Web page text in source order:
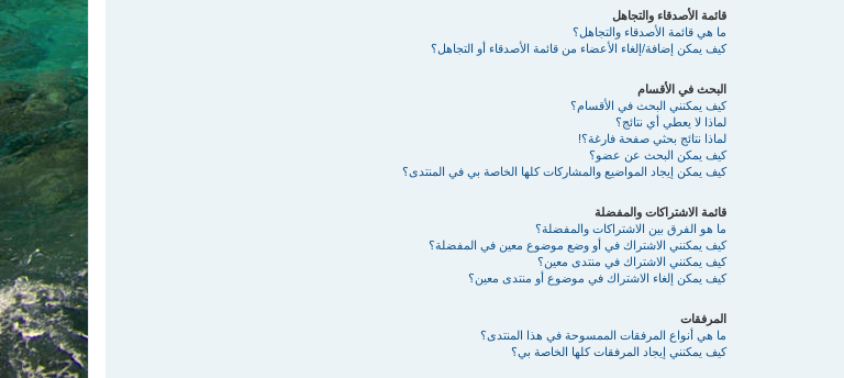
قائمة الأصدقاء والتجاهل
ما هي قائمة الأصدقاء والتجاهل؟
كيف يمكن إضافة/إلغاء الأعضاء من قائمة الأصدقاء أو التجاهل؟
البحث في الأقسام
كيف يمكنني البحث في الأقسام؟
لماذا لا يعطي أي نتائج؟
لماذا نتائج بحثي صفحة فارغة؟!
كيف يمكن البحث عن عضو؟
كيف يمكن إيجاد المواضيع والمشاركات كلها الخاصة بي في المنتدى؟
قائمة الاشتراكات والمفضلة
ما هو الفرق بين الاشتراكات والمفضلة؟
كيف يمكنني الاشتراك في أو وضع موضوع معين في المفضلة؟
كيف يمكنني الاشتراك في منتدى معين؟
كيف يمكن إلغاء الاشتراك في موضوع أو منتدى معين؟
المرفقات
ما هي أنواع المرفقات الممسوحة في هذا المنتدى؟
كيف يمكنني إيجاد المرفقات كلها الخاصة بي؟